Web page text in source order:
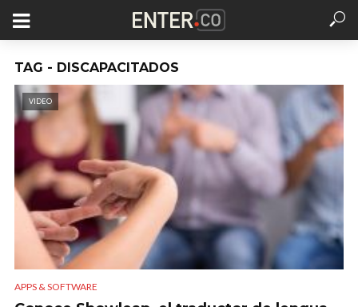
TAG - DISCAPACITADOS
VIDEO
APPS & SOFTWARE